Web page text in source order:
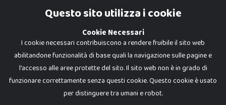
Cookie PolicyQuesto sito utilizza i cookie
Cookie Necessari
I cookie necessari contribuiscono a rendere fruibile il sito web
abilitandone funzionalità di base quali la navigazione sulle pagine e
l'accesso alle aree protette del sito. Il sito web non è in grado di
funzionare correttamente senza questi cookie. Questo cookie è usato
per distinguere tra umani e robot.